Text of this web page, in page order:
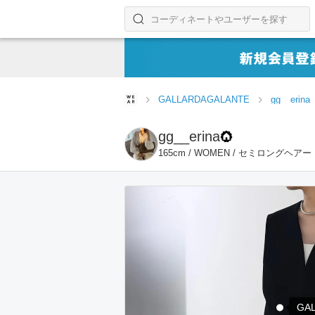
コーディネートやユーザーを探す
検索する
GALLARDAGALANTE gg__erina
gg__erina
165cm / WOMEN / セミロングヘアー